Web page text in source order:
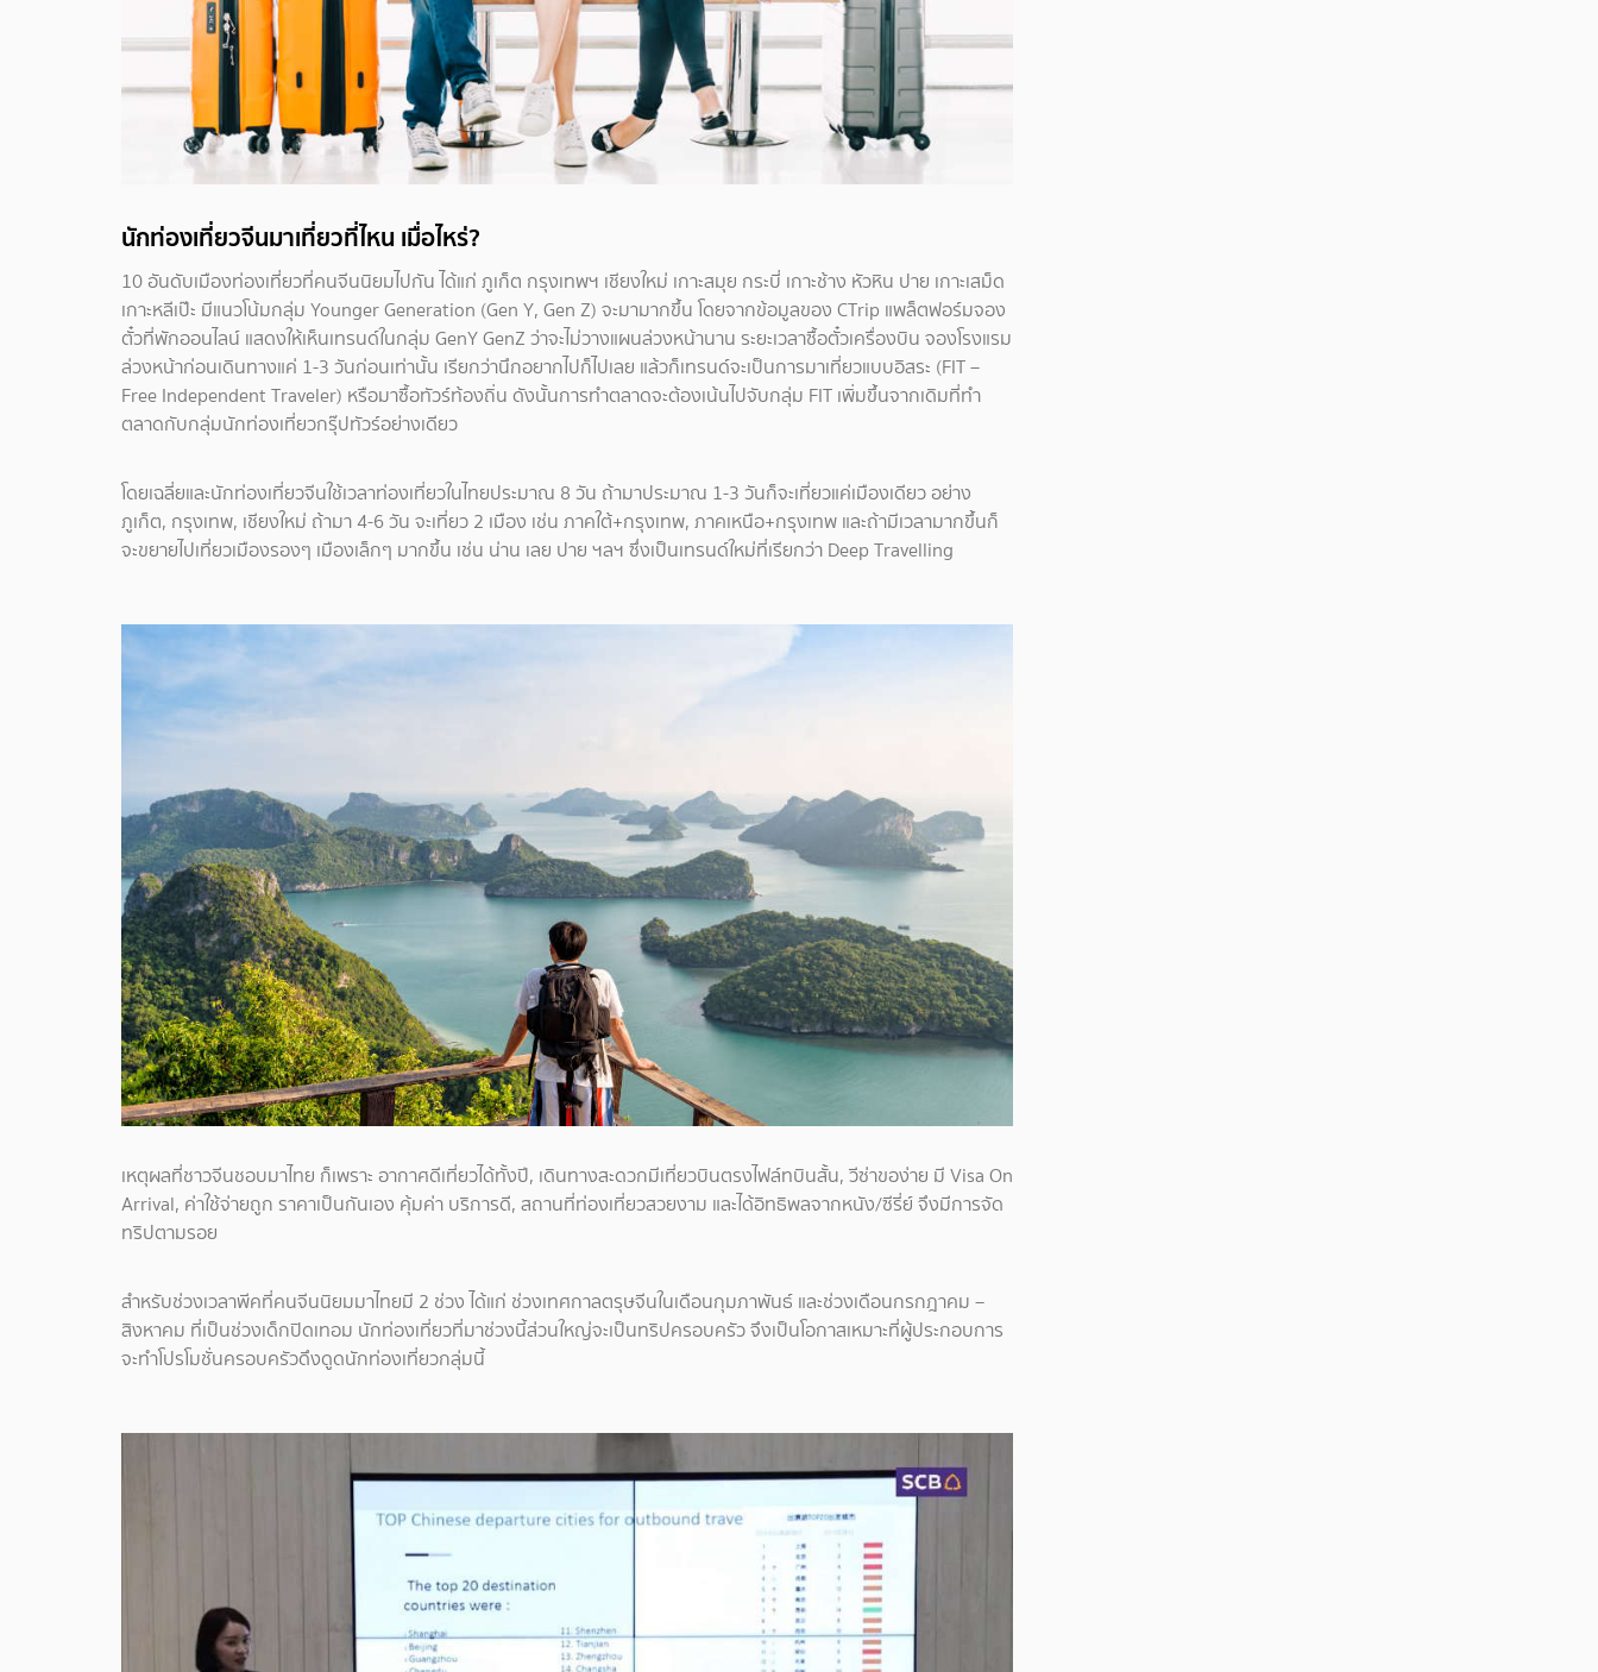
นักท่องเที่ยวจีนมาเที่ยวที่ไหน เมื่อไหร่?
10 อันดับเมืองท่องเที่ยวที่คนจีนนิยมไปกัน ได้แก่ ภูเก็ต กรุงเทพฯ เชียงใหม่ เกาะสมุย กระบี่ เกาะช้าง หัวหิน ปาย เกาะเสม็ด
เกาะหลีเป๊ะ มีแนวโน้มกลุ่ม Younger Generation (Gen Y, Gen Z) จะมามากขึ้น โดยจากข้อมูลของ CTrip แพล็ตฟอร์มจอง
ตั๋วที่พักออนไลน์ แสดงให้เห็นเทรนด์ในกลุ่ม GenY GenZ ว่าจะไม่วางแผนล่วงหน้านาน ระยะเวลาซื้อตั๋วเครื่องบิน จองโรงแรม
ล่วงหน้าก่อนเดินทางแค่ 1-3 วันก่อนเท่านั้น เรียกว่านึกอยากไปก็ไปเลย แล้วก็เทรนด์จะเป็นการมาเที่ยวแบบอิสระ (FIT –
Free Independent Traveler) หรือมาซื้อทัวร์ท้องถิ่น ดังนั้นการทำตลาดจะต้องเน้นไปจับกลุ่ม FIT เพิ่มขึ้นจากเดิมที่ทำ
ตลาดกับกลุ่มนักท่องเที่ยวกรุ๊ปทัวร์อย่างเดียว
โดยเฉลี่ยและนักท่องเที่ยวจีนใช้เวลาท่องเที่ยวในไทยประมาณ 8 วัน ถ้ามาประมาณ 1-3 วันก็จะเที่ยวแค่เมืองเดียว อย่าง
ภูเก็ต, กรุงเทพ, เชียงใหม่ ถ้ามา 4-6 วัน จะเที่ยว 2 เมือง เช่น ภาคใต้+กรุงเทพ, ภาคเหนือ+กรุงเทพ และถ้ามีเวลามากขึ้นก็
จะขยายไปเที่ยวเมืองรองๆ เมืองเล็กๆ มากขึ้น เช่น น่าน เลย ปาย ฯลฯ ซึ่งเป็นเทรนด์ใหม่ที่เรียกว่า Deep Travelling
เหตุผลที่ชาวจีนชอบมาไทย ก็เพราะ อากาศดีเที่ยวได้ทั้งปี, เดินทางสะดวกมีเที่ยวบินตรงไฟล์ทบินสั้น, วีซ่าของ่าย มี Visa On
Arrival, ค่าใช้จ่ายถูก ราคาเป็นกันเอง คุ้มค่า บริการดี, สถานที่ท่องเที่ยวสวยงาม และได้อิทธิพลจากหนัง/ซีรี่ย์ จึงมีการจัด
ทริปตามรอย
สำหรับช่วงเวลาพีคที่คนจีนนิยมมาไทยมี 2 ช่วง ได้แก่ ช่วงเทศกาลตรุษจีนในเดือนกุมภาพันธ์ และช่วงเดือนกรกฎาคม –
สิงหาคม ที่เป็นช่วงเด็กปิดเทอม นักท่องเที่ยวที่มาช่วงนี้ส่วนใหญ่จะเป็นทริปครอบครัว จึงเป็นโอกาสเหมาะที่ผู้ประกอบการ
จะทำโปรโมชั่นครอบครัวดึงดูดนักท่องเที่ยวกลุ่มนี้